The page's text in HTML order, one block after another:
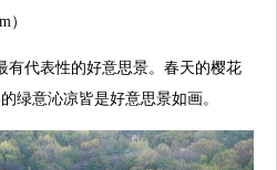
）
有代表性的好意思景。春天的樱花
绿意沁凉皆是好意思景如画。